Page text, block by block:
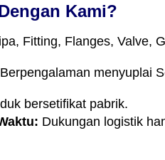
Kami?
Fitting, Flanges, Valve,
Berpengalaman menyuplai
bersetifikat pabrik.
Dukungan logistik